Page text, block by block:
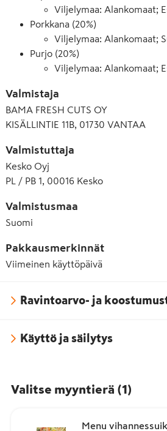
Viljelymaa: Alankomaat;
Porkkana (20%)
Viljelymaa: Alankomaat;
Purjo (20%)
Viljelymaa: Alankomaat;
Valmistaja
BAMA FRESH CUTS OY
KISÄLLINTIE 11B, 01730 VANTAA
Valmistuttaja
Kesko Oyj
PL / PB 1, 00016 Kesko
Valmistusmaa
Suomi
Pakkausmerkinnät
Viimeinen käyttöpäivä
Ravintoarvo- ja
Käyttö ja säilytys
Valitse myyntierä (1)
Menu